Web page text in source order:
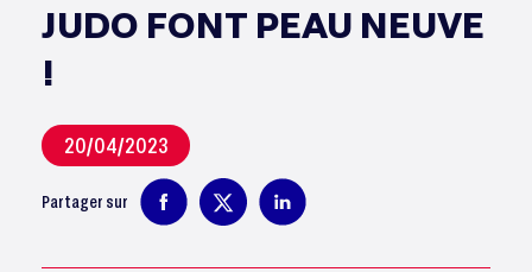
JUDO FONT PEAU NEUVE
!
20/04/2023
Partager sur